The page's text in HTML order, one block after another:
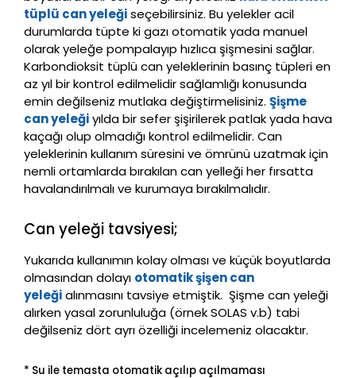
tüplü can yeleğiseçebilirsiniz. Bu yelekler acil
durumlarda tüpte ki gazı otomatik yada manuel
olarak yeleğe pompalayıp hızlıca şişmesini sağlar.
Karbondioksit tüplü can yeleklerinin basınç tüpleri en
az yıl bir kontrol edilmelidir sağlamlığı konusunda
emin değilseniz mutlaka değiştirmelisiniz. Şişme
can yeleğiyılda bir sefer şişirilerek patlak yada hava
kaçağı olup olmadığı kontrol edilmelidir. Can
yeleklerinin kullanım süresini ve ömrünü uzatmak için
nemli ortamlarda bırakılan can yelleği her fırsatta
havalandırılmalı ve kurumaya bırakılmalıdır.
Can yeleği tavsiyesi;
Yukarıda kullanımın kolay olması ve küçük boyutlarda
olmasından dolayı otomatik şişen can
yeleğialınmasını tavsiye etmiştik. Şişme can yeleği
alırken yasal zorunluluğa (örnek SOLAS v.b) tabi
değilseniz dört ayrı özelliği incelemeniz olacaktır.
* Su ile temasta otomatik açılıp açılmaması